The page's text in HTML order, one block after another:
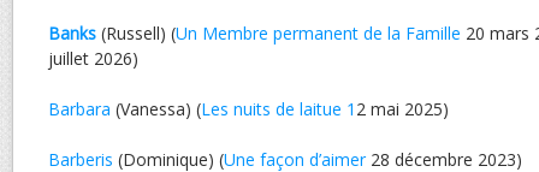
Banks (Russell) (Un Membre permanent de la Famille 20 mars
juillet 2026)
Barbara (Vanessa) (Les nuits de laitue 1 2 mai 2025)
Barberis (Dominique) (Une façon d’aimer28 décembre 2023)